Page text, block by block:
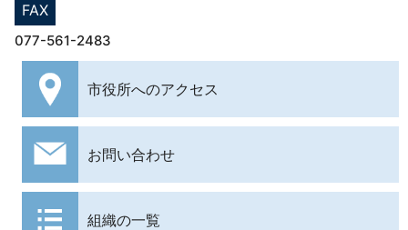
FAX
077-561-2483
市役所へのアクセス
お問い合わせ
組織の一覧